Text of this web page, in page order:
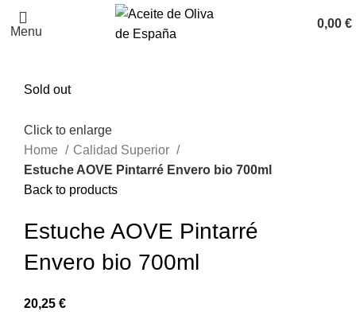
Menu
0,00 €
Sold out
Click to enlarge
Home
Calidad Superior
Estuche AOVE Pintarré Envero bio 700ml
Back to products
Estuche AOVE Pintarré
Envero bio 700ml
20,25 €